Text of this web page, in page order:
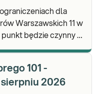
dla
Warszawskich 11 w
101 -
2026